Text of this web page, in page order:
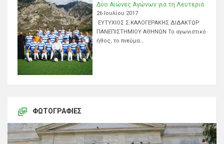
Δύο Αιώνες Αγώνων για τη Λευτεριά
26 Ιουλίου 2017
ΕΥΤΥΧΙΟΣ Σ.ΚΑΛΟΓΕΡΑΚΗΣ ΔΙΔΑΚΤΩΡ
ΠΑΝΕΠΙΣΤΗΜΙΟΥ ΑΘΗΝΩΝ Το αγωνιστικό
ήθος, το πνεύμα…
ΦΩΤΟΓΡΑΦΊΕΣ